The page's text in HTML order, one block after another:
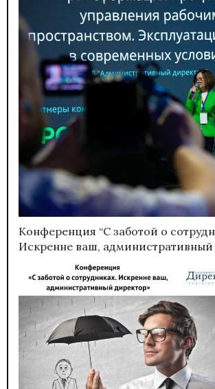
Конференция “С заботой о
Искренне ваш, административный